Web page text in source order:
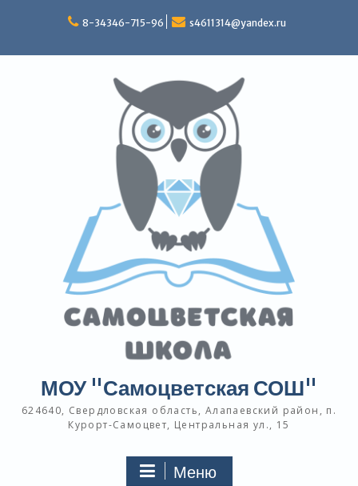
8-34346-715-96 s4611314@yandex.ru
МОУ "Самоцветская СОШ"
624640, Свердловская область, Алапаевский район, п.
Курорт-Самоцвет, Центральная ул., 15
Меню